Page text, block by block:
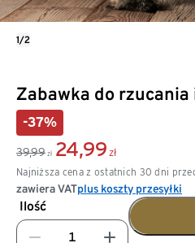
Zabawka do rzucania
-37%
39,99 zł 24,99 zł
Najniższa cena z ostatnich 30 dni
zawiera VATplus koszty przesyłki
Ilość
1/2